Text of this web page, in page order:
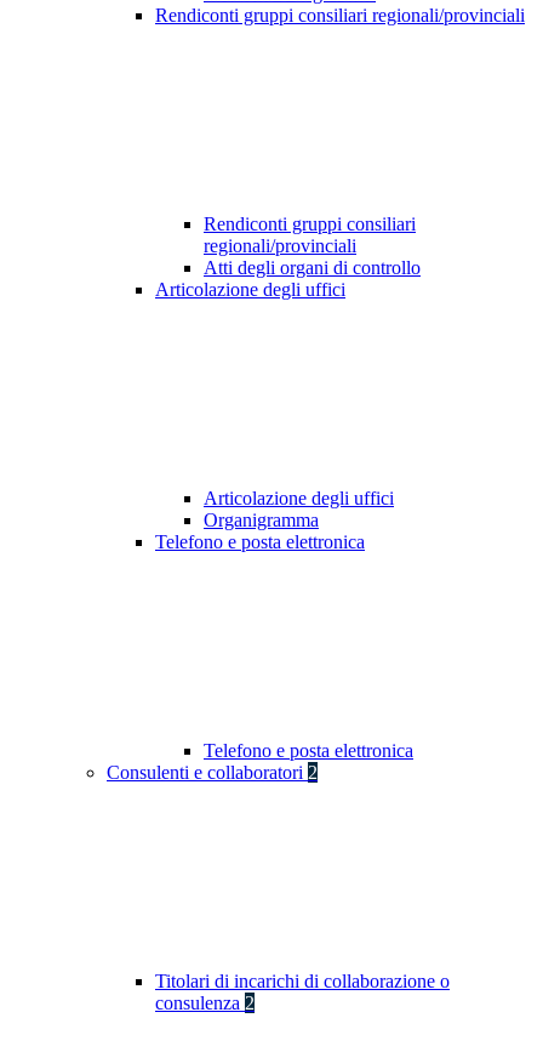
Rendiconti gruppi consiliari regionali/provinciali
Rendiconti gruppi consiliari
regionali/provinciali
Atti degli organi di controllo
Articolazione degli uffici
Articolazione degli uffici
Organigramma
Telefono e posta elettronica
Telefono e posta elettronica
Consulenti e collaboratori 2
Titolari di incarichi di collaborazione o
consulenza 2